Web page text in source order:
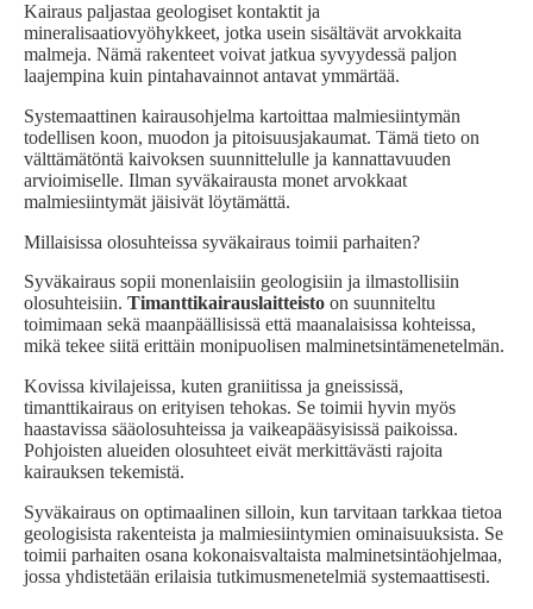
Kairaus paljastaa geologiset kontaktit ja
mineralisaatiovyöhykkeet, jotka usein sisältävät arvokkaita
malmeja. Nämä rakenteet voivat jatkua syvyydessä paljon
laajempina kuin pintahavainnot antavat ymmärtää.
Systemaattinen kairausohjelma kartoittaa malmiesiintymän
todellisen koon, muodon ja pitoisuusjakaumat. Tämä tieto on
välttämätöntä kaivoksen suunnittelulle ja kannattavuuden
arvioimiselle. Ilman syväkairausta monet arvokkaat
malmiesiintymät jäisivät löytämättä.
Millaisissa olosuhteissa syväkairaus toimii parhaiten?
Syväkairaus sopii monenlaisiin geologisiin ja ilmastollisiin
olosuhteisiin. Timanttikairauslaitteisto on suunniteltu
toimimaan sekä maanpäällisissä että maanalaisissa kohteissa,
mikä tekee siitä erittäin monipuolisen malminetsintämenetelmän.
Kovissa kivilajeissa, kuten graniitissa ja gneississä,
timanttikairaus on erityisen tehokas. Se toimii hyvin myös
haastavissa sääolosuhteissa ja vaikeapääsyisissä paikoissa.
Pohjoisten alueiden olosuhteet eivät merkittävästi rajoita
kairauksen tekemistä.
Syväkairaus on optimaalinen silloin, kun tarvitaan tarkkaa tietoa
geologisista rakenteista ja malmiesiintymien ominaisuuksista. Se
toimii parhaiten osana kokonaisvaltaista malminetsintäohjelmaa,
jossa yhdistetään erilaisia tutkimusmenetelmiä systemaattisesti.